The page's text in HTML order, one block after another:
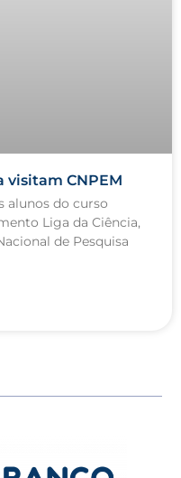
visitam CNPEM
alunos do curso
Liga da Ciência,
de Pesquisa